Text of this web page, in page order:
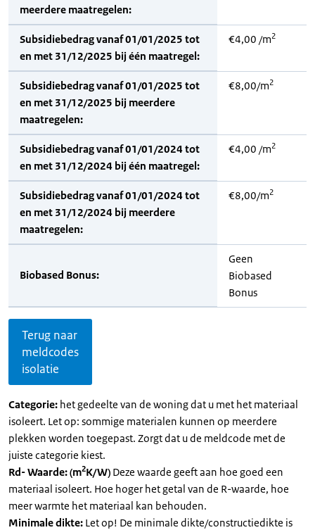
meerdere maatregelen:
Subsidiebedrag vanaf 01/01/2025 tot
en met 31/12/2025 bij één maatregel:
€4,00 /m2
Subsidiebedrag vanaf 01/01/2025 tot
en met 31/12/2025 bij meerdere
maatregelen:
€8,00/m2
Subsidiebedrag vanaf 01/01/2024 tot
en met 31/12/2024 bij één maatregel:
€4,00 /m2
Subsidiebedrag vanaf 01/01/2024 tot
en met 31/12/2024 bij meerdere
maatregelen:
€8,00/m2
Biobased Bonus:
Geen
Biobased
Bonus
Terug naar
meldcodes
isolatie
Categorie: het gedeelte van de woning dat u met het materiaal
isoleert. Let op: sommige materialen kunnen op meerdere
plekken worden toegepast. Zorgt dat u de meldcode met de
juiste categorie kiest.
Rd- Waarde: (m2K/W) Deze waarde geeft aan hoe goed een
materiaal isoleert. Hoe hoger het getal van de R-waarde, hoe
meer warmte het materiaal kan behouden.
Minimale dikte: Let op! De minimale dikte/constructiedikte is